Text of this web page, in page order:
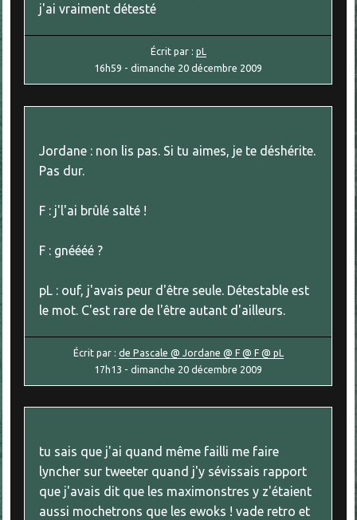
j'ai vraiment détesté
Écrit par : pL
16h59 -dimanche 20 décembre 2009
Jordane : non lis pas. Si tu aimes, je te déshérite.
Pas dur.
F : j'l'ai brûlé salté !
F : gnéééé ?
pL : ouf, j'avais peur d'être seule. Détestable est
le mot. C'est rare de l'être autant d'ailleurs.
Écrit par : de Pascale @ Jordane @ F @ F @ pL
17h13 -dimanche 20 décembre 2009
tu sais que j'ai quand même failli me faire
lyncher sur tweeter quand j'y sévissais rapport
que j'avais dit que les maximonstres y z'étaient
aussi mochetrons que les ewoks ! vade retro et